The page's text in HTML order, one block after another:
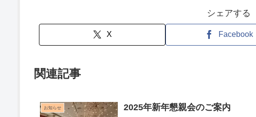
シェアする
X Facebook
関連記事
お知らせ 2025年新年懇親会のご案内